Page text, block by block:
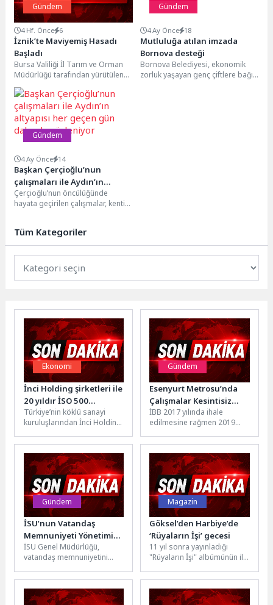
Gündem
4 Hf. Önce 6
İznik’te Maviyemiş Hasadı
Başladı
Bursa Valiliği İl Tarım ve Orman
Müdürlüğü tarafından yürütülen
“Organik Tarımın
Yaygınlaştırılması ve Kontrolü
Projesi”...
Gündem
4 Ay Önce 18
Mutluluğa atılan imzada
Bornova desteği
Bornova Belediyesi, ekonomik
zorluk yaşayan genç çiftlere bağış
Gündem
4 Ay Önce 14
Başkan Çerçioğlu’nun
çalışmaları ile Aydın’ın
altyapısı her geçen gün daha
da güçleniyor
Çerçioğlu’nun öncülüğünde
hayata geçirilen çalışmalar, kentin
sürdürüyor.Aydın Büyükşehir...
Tüm Kategoriler
Ekonomi
İnci Holding şirketleri ile
20 yıldır İSO 500
listesinde
Türkiye’nin köklü sanayi
kuruluşlarından İnci Holding,
tarafından açıklanan
“Türkiye’nin 500 Büyük...
Gündem
Esenyurt Metrosu’nda
Çalışmalar Kesintisiz
Sürüyor
İBB 2017 yılında ihale
edilmesine rağmen 2019
sıfır fiziki gerçekleşme ile
devralınan...
Gündem
İSU’nun Vatandaş
Memnuniyeti Yönetimi
Tescillendi
İSU Genel Müdürlüğü,
vatandaş memnuniyetini
uluslararası standartlarla
belgeledi. Müşteri Hizmetleri
ve...
Magazin
Göksel’den Harbiye’de
‘Rüyaların İşi’ gecesi
11 yıl sonra yayınladığı
"Rüyaların İşi" albümünün ilk
Harbiye'de sahne alan
Göksel, yeni...